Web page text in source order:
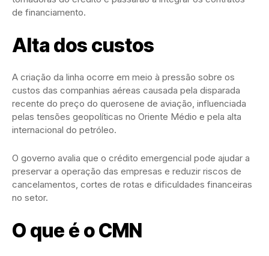
de financiamento.
Alta dos custos
A criação da linha ocorre em meio à pressão sobre os
custos das companhias aéreas causada pela disparada
recente do preço do querosene de aviação, influenciada
pelas tensões geopolíticas no Oriente Médio e pela alta
internacional do petróleo.
O governo avalia que o crédito emergencial pode ajudar a
preservar a operação das empresas e reduzir riscos de
cancelamentos, cortes de rotas e dificuldades financeiras
no setor.
O que é o CMN